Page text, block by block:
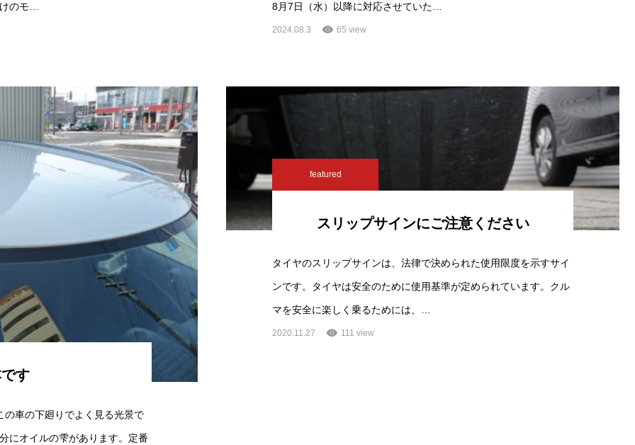
のモ… 8月7日（水）以降に対応させていた…
2024.08.3 65 view
す
車の下廻りでよく見る光景で
にオイルの雫があります。定番
featured
スリップサインにご注意ください
タイヤのスリップサインは、法律で決められた使用限度を示すサイ
ンです。タイヤは安全のために使用基準が定められています。クル
マを安全に楽しく乗るためには、…
2020.11.27 111 view